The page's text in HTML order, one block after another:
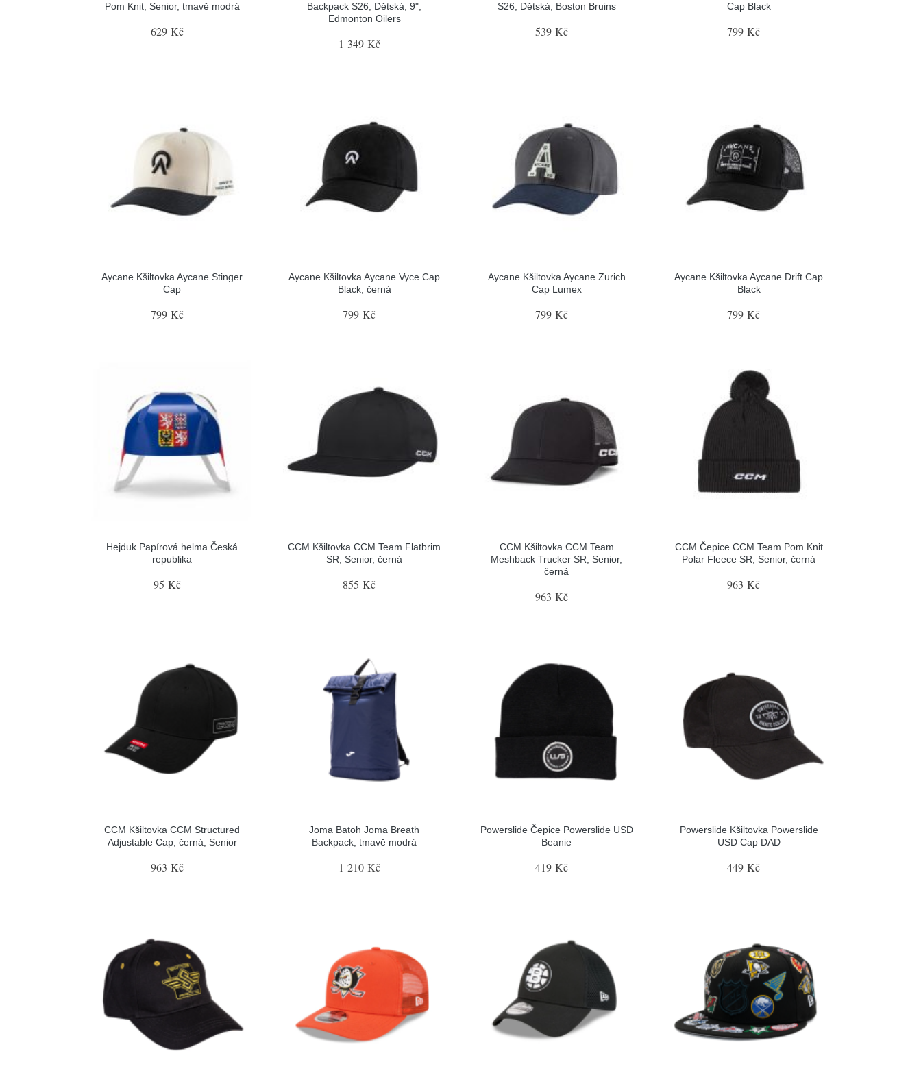
Pom Knit, Senior, tmavě modrá
629 Kč
Backpack S26, Dětská, 9",
Edmonton Oilers
1 349 Kč
S26, Dětská, Boston Bruins
539 Kč
Cap Black
799 Kč
Aycane Kšiltovka Aycane Stinger
Cap
799 Kč
Aycane Kšiltovka Aycane Vyce Cap
Black, černá
799 Kč
Aycane Kšiltovka Aycane Zurich
Cap Lumex
799 Kč
Aycane Kšiltovka Aycane Drift Cap
Black
799 Kč
Hejduk Papírová helma Česká
republika
95 Kč
CCM Kšiltovka CCM Team Flatbrim
SR, Senior, černá
855 Kč
CCM Kšiltovka CCM Team
Meshback Trucker SR, Senior,
černá
963 Kč
CCM Čepice CCM Team Pom Knit
Polar Fleece SR, Senior, černá
963 Kč
CCM Kšiltovka CCM Structured
Adjustable Cap, černá, Senior
963 Kč
Joma Batoh Joma Breath
Backpack, tmavě modrá
1 210 Kč
Powerslide Čepice Powerslide USD
Beanie
419 Kč
Powerslide Kšiltovka Powerslide
USD Cap DAD
449 Kč